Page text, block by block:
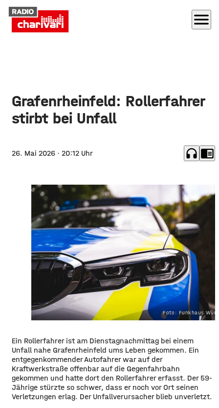
menu
Grafenrheinfeld: Rollerfahrer
stirbt bei Unfall
26. Mai 2026 · 20:12 Uhr headphones chrome_reader_mode
Foto: Funkhaus
Ein Rollerfahrer ist am Dienstagnachmittag bei einem
Unfall nahe Grafenrheinfeld ums Leben gekommen. Ein
entgegenkommender Autofahrer war auf der
Kraftwerkstraße offenbar auf die Gegenfahrbahn
gekommen und hatte dort den Rollerfahrer erfasst. Der 59-
Jährige stürzte so schwer, dass er noch vor Ort seinen
Verletzungen erlag. Der Unfallverursacher blieb unverletzt.